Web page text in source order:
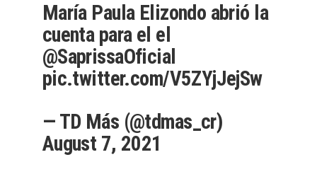
María Paula Elizondo abrió la
cuenta para el el
@SaprissaOficial
pic.twitter.com/V5ZYjJejSw
— TD Más (@tdmas_cr)
August 7, 2021